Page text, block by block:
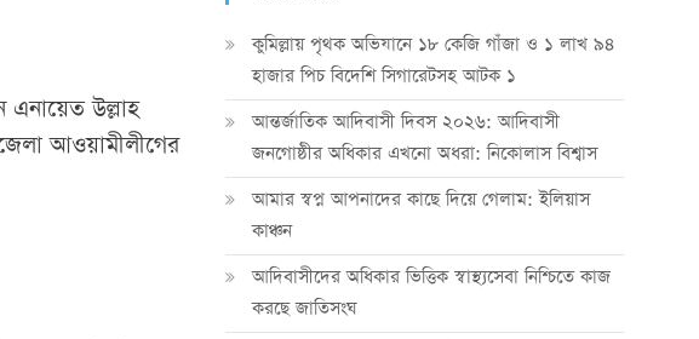
এনায়েত উল্লাহ
আওয়ামীলীগের
কুমিল্লায় পৃথক অভিযানে ১৮ কেজি গাঁজা ও ১ লাখ ৯৪
হাজার পিচ বিদেশি সিগারেটসহ আটক ১
আন্তর্জাতিক আদিবাসী দিবস ২০২৬: আদিবাসী
জনগোষ্ঠীর অধিকার এখনো অধরা: নিকোলাস বিশ্বাস
আমার স্বপ্ন আপনাদের কাছে দিয়ে গেলাম: ইলিয়াস
কাঞ্চন
আদিবাসীদের অধিকার ভিত্তিক স্বাস্থ্যসেবা নিশ্চিতে কাজ
করছে জাতিসংঘ